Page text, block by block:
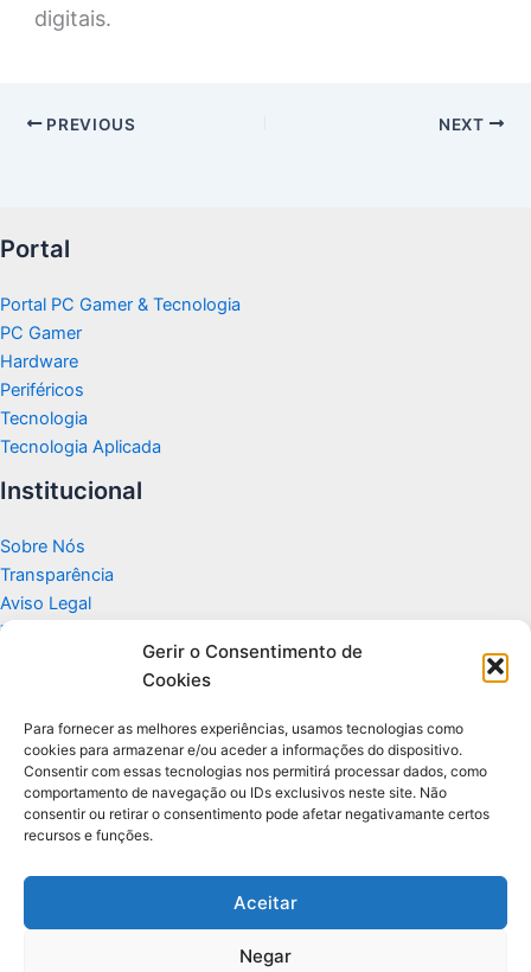
Gerir o Consentimento de
Cookies
Para fornecer as melhores experiências, usamos tecnologias como
cookies para armazenar e/ou aceder a informações do dispositivo.
Consentir com essas tecnologias nos permitirá processar dados, como
comportamento de navegação ou IDs exclusivos neste site. Não
consentir ou retirar o consentimento pode afetar negativamante certos
recursos e funções.
Aceitar
Negar
digitais.
PREVIOUS NEXT
Portal
Portal PC Gamer & Tecnologia
PC Gamer
Hardware
Periféricos
Tecnologia
Tecnologia Aplicada
Institucional
Sobre Nós
Transparência
Aviso Legal
Termos de Uso
Politicas de Privacidade e Cookies
Apoio
Glossário de Tecnologia
Portal editorial independente sobre tecnologia, PC Gamer e guias